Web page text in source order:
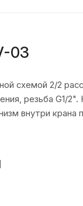
03
схемой 2/2
резьба G1/
внутри крана